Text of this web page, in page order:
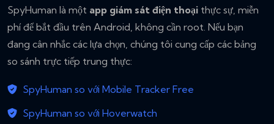
SpyHuman là một app giám sát điện thoại thực sự, miễn
phí để bắt đầu trên Android, không cần root. Nếu bạn
đang cân nhắc các lựa chọn, chúng tôi cung cấp các bảng
so sánh trực tiếp trung thực:
SpyHuman so với Mobile Tracker Free
SpyHuman so với Hoverwatch